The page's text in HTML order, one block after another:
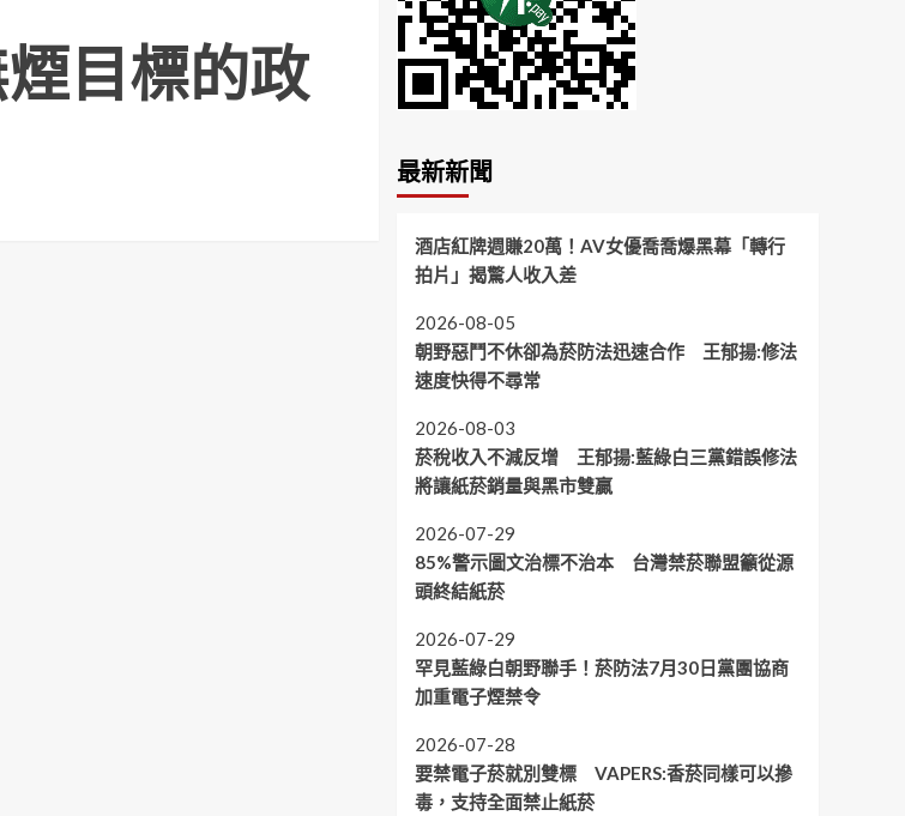
目標的政
最新新聞
酒店紅牌週賺20萬！AV女優喬喬爆黑幕「轉行
拍片」揭驚人收入差
2026-08-05
朝野惡鬥不休卻為菸防法迅速合作 王郁揚:修法
速度快得不尋常
2026-08-03
菸稅收入不減反增 王郁揚:藍綠白三黨錯誤修法
將讓紙菸銷量與黑市雙贏
2026-07-29
85%警示圖文治標不治本 台灣禁菸聯盟籲從源
頭終結紙菸
2026-07-29
罕見藍綠白朝野聯手！菸防法7月30日黨團協商
加重電子煙禁令
2026-07-28
要禁電子菸就別雙標 VAPERS:香菸同樣可以摻
毒，支持全面禁止紙菸